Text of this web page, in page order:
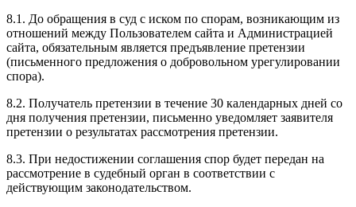
8.1. До обращения в суд с иском по спорам, возникающим из
отношений между Пользователем сайта и Администрацией
сайта, обязательным является предъявление претензии
(письменного предложения о добровольном урегулировании
спора).
8.2. Получатель претензии в течение 30 календарных дней со
дня получения претензии, письменно уведомляет заявителя
претензии о результатах рассмотрения претензии.
8.3. При недостижении соглашения спор будет передан на
рассмотрение в судебный орган в соответствии с
действующим законодательством.